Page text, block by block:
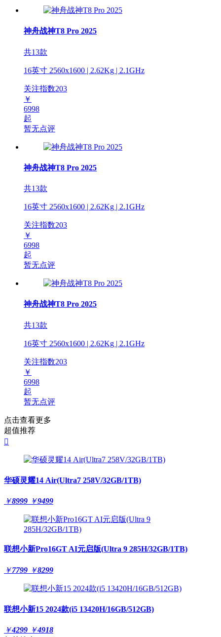
神舟战神T8 Pro 2025
共13款
16英寸 2560x1600 | 2.62Kg | 2.1GHz
关注指数203
￥
6998
起
暂无点评
神舟战神T8 Pro 2025
共13款
16英寸 2560x1600 | 2.62Kg | 2.1GHz
关注指数203
￥
6998
起
暂无点评
神舟战神T8 Pro 2025
共13款
16英寸 2560x1600 | 2.62Kg | 2.1GHz
关注指数203
￥
6998
起
暂无点评
点击查看更多
超值推荐

华硕灵耀14 Air(Ultra7 258V/32GB/1TB)
￥8999 ￥9499
联想小新Pro16GT AI元启版(Ultra 9 285H/32GB/1TB)
￥7799 ￥8299
联想小新15 2024款(i5 13420H/16GB/512GB)
￥4299 ￥4918